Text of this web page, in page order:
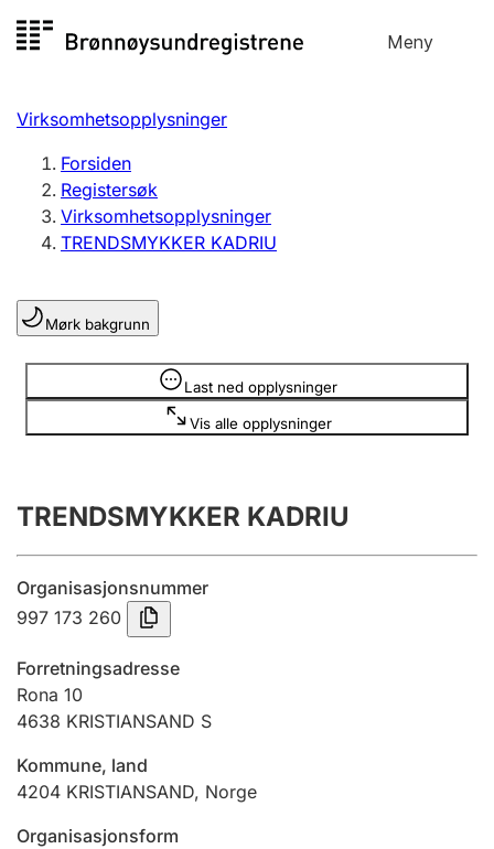
til
Meny
Registersøk
Aksjeselskap
Enkeltpersonforetak
Registrere, endre, slette
Lag og forening
Registrere, endre, slette
Årsregnskap
Innsending og forsinkelsesgebyr
Tinglysing
Jeger
Ektepaktveileder
Virksomhetsopplysninger
Forsiden
Registersøk
Virksomhetsopplysninger
TRENDSMYKKER KADRIU
Mørk bakgrunn
Last ned opplysninger
Vis alle opplysninger
Opplysninger er skjult
TRENDSMYKKER KADRIU
Organisasjonsnummer
997 173 260
Forretningsadresse
Rona 10
4638 KRISTIANSAND S
Kommune, land
4204 KRISTIANSAND, Norge
Organisasjonsform